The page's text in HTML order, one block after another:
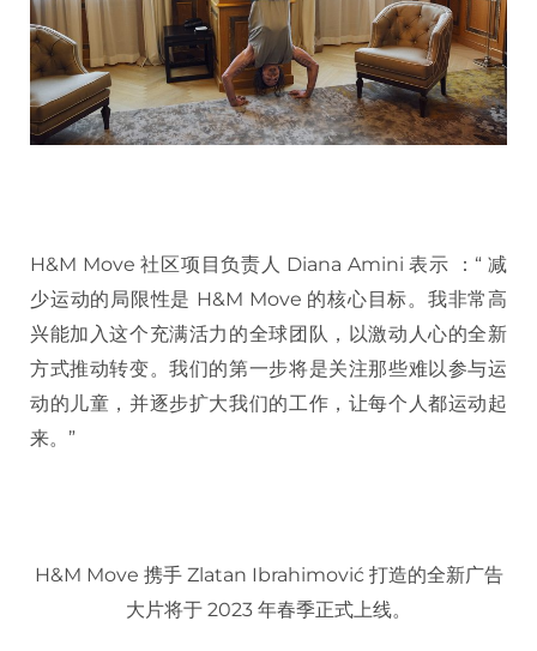
H&M Move 社区项目负责人 Diana Amini 表示 ：“ 减
少运动的局限性是 H&M Move 的核心目标。我非常高
兴能加入这个充满活力的全球团队，以激动人心的全新
方式推动转变。我们的第一步将是关注那些难以参与运
动的儿童，并逐步扩大我们的工作，让每个人都运动起
来。”
H&M Move 携手 Zlatan Ibrahimović 打造的全新广告
大片将于 2023 年春季正式上线。